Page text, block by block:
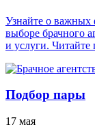
Узнайте о важных
выборе брачного
и услуги.
Подбор пары
17 мая